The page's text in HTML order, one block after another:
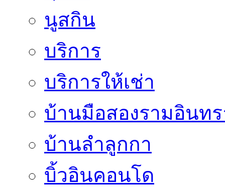
นูสกิน
บริการ
บริการให้เช่า
บ้านมือสองรามอินท
บ้านลำลูกกา
บิ้วอินคอนโด